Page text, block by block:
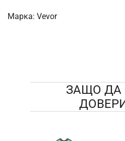
Марка: Vevor
ЗАЩО ДА